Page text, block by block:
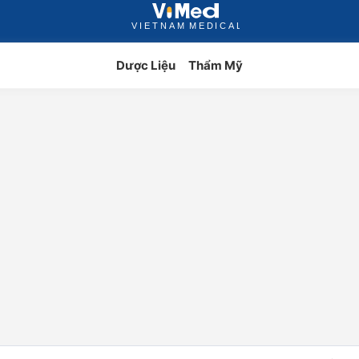
Dược Liệu Thẩm Mỹ